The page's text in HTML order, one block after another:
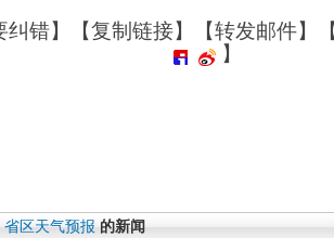
纠错】【复制链接】【转发邮件】
】
省区天气预报 的新闻